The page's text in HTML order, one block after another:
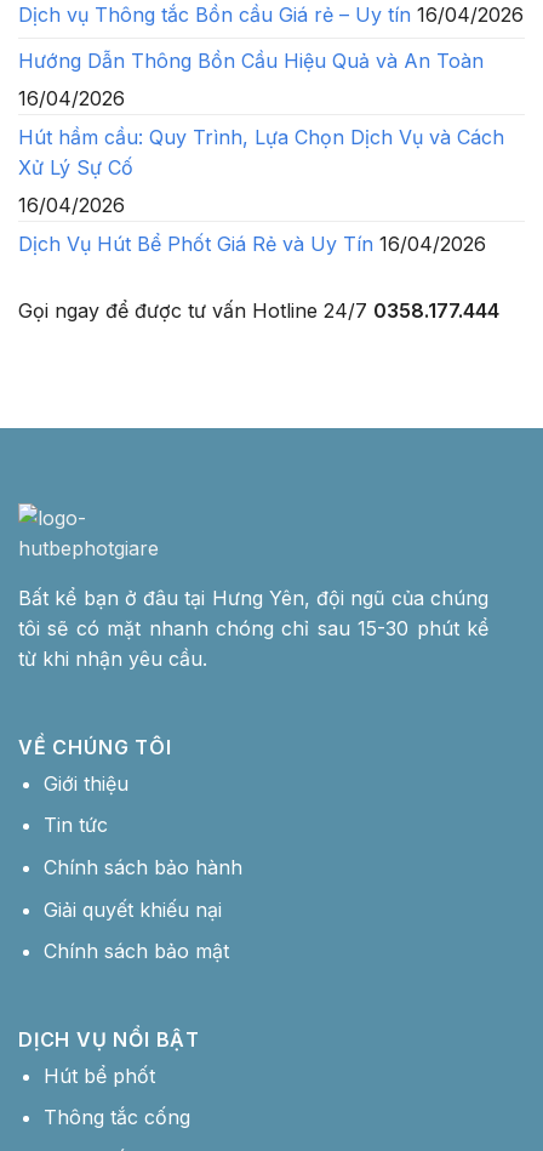
Dịch vụ Thông tắc Bồn cầu Giá rẻ – Uy tín 16/04/2026
Hướng Dẫn Thông Bồn Cầu Hiệu Quả và An Toàn
16/04/2026
Hút hầm cầu: Quy Trình, Lựa Chọn Dịch Vụ và Cách
Xử Lý Sự Cố
16/04/2026
Dịch Vụ Hút Bể Phốt Giá Rẻ và Uy Tín 16/04/2026
Gọi ngay để được tư vấn Hotline 24/7 0358.177.444
Bất kể bạn ở đâu tại Hưng Yên, đội ngũ của chúng
tôi sẽ có mặt nhanh chóng chỉ sau 15-30 phút kể
từ khi nhận yêu cầu.
VỀ CHÚNG TÔI
Giới thiệu
Tin tức
Chính sách bảo hành
Giải quyết khiếu nại
Chính sách bảo mật
DỊCH VỤ NỔI BẬT
Hút bể phốt
Thông tắc cống